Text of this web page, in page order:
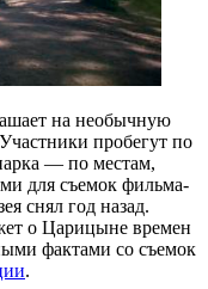
на необычную
пробегут по
— по местам,
для съемок фильма-
снял год назад.
о Царицыне времен
фактами со съемок
.